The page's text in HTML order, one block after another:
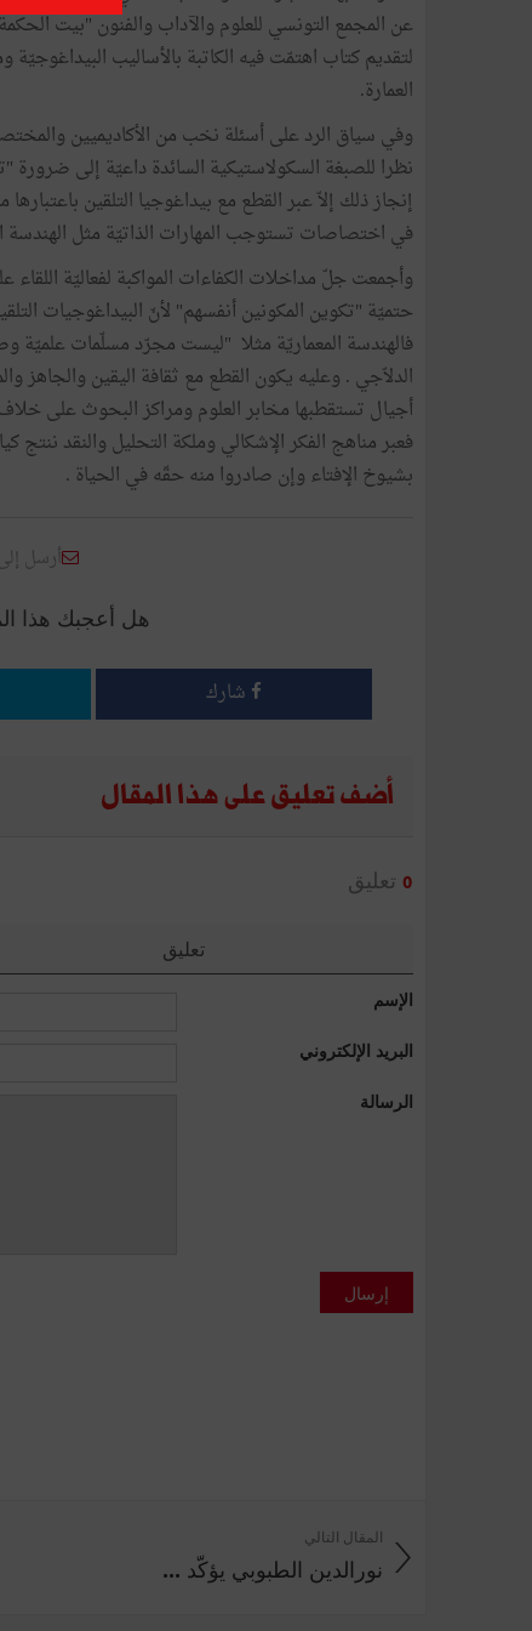
عن المجمع التونسي للعلوم والآداب والفنون "بيت
لتقديم كتاب اهتمّت فيه الكاتبة بالأساليب
العمارة.
وفي سياق الرد على أسئلة نخب من الأكاديميين
نظرا للصبغة السكولاستيكية السائدة داعيّة إلى
إنجاز ذلك إلاّ عبر القطع مع بيداغوجيا التلقين
في اختصاصات تستوجب المهارات الذاتيّة مثل
وأجمعت جلّ مداخلات الكفاءات المواكبة لفعاليّة
حتميّة "تكوين المكونين أنفسهم" لأنّ البيداغوجيات
فالهندسة المعماريّة مثلا "ليست مجرّد مسلّمات علميّة
الدلاّجي . وعليه يكون القطع مع ثقافة اليقين والجاهز
أجيال تستقطبها مخابر العلوم ومراكز البحوث على
فعبر مناهج الفكر الإشكالي وملكة التحليل والنقد ننتج
بشيوخ الإفتاء وإن صادروا منه حقّه في الحياة .
أرسل
هل أعجبك هذا
شارك
أضف تعليق على هذا المقال
0 تعليق
تعليق
الإسم
البريد الإلكتروني
الرسالة
إرسال
المقال التالي
نورالدين الطبوبي يؤكّد ...